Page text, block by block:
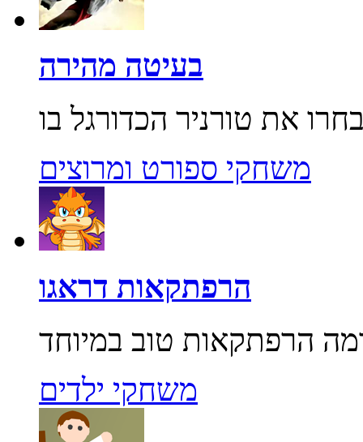
בעיטה מהירה
משחקי ספורט ומרוצים
הרפתקאות דראגו
משחקי ילדים